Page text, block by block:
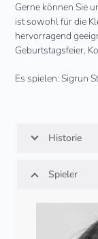
Gerne können Sie
ist sowohl für die
hervorragend
Geburtstagsfeier,
Es spielen: Sigrun
Historie
Spieler